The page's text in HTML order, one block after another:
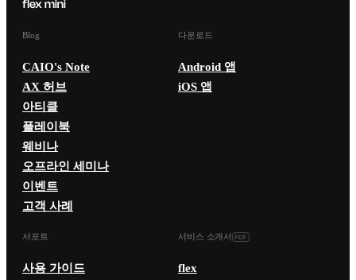
Blog
CAIO's Note
AX 허브
아티클
플레이북
웨비나
오프라인 세미나
이벤트
고객 사례
다운로드
Android 앱
iOS 앱
서포트
사용 가이드
서비스 소개서
flex